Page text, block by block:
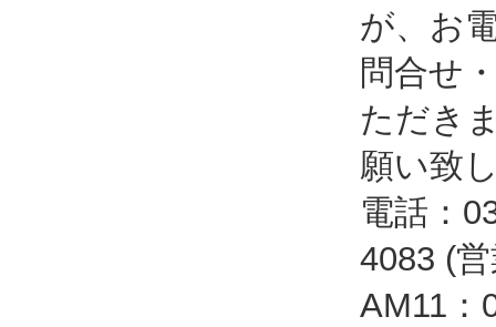
が、お
問合せ
ただき
願い致
電話：
4083 (
AM11：